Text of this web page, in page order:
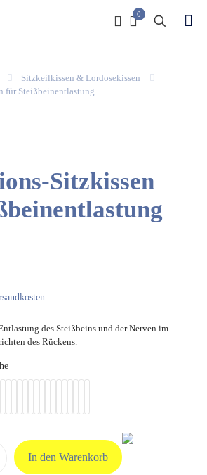
0
Sitzkeilkissen & Lordosekissen
für Steißbeinentlastung
Sitzkissen
des Steißbeins und der Nerven im
des Rückens.
In den Warenkorb